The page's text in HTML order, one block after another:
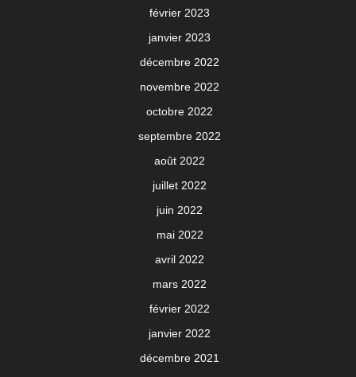
février 2023
janvier 2023
décembre 2022
novembre 2022
octobre 2022
septembre 2022
août 2022
juillet 2022
juin 2022
mai 2022
avril 2022
mars 2022
février 2022
janvier 2022
décembre 2021